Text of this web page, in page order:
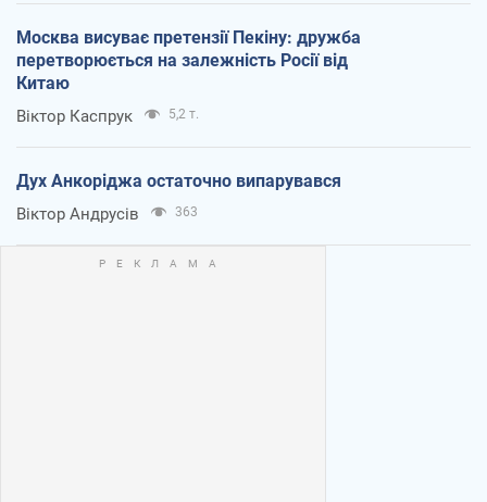
Москва висуває претензії Пекіну: дружба
перетворюється на залежність Росії від
Китаю
Віктор Каспрук 5,2 т.
Дух Анкоріджа остаточно випарувався
Віктор Андрусів 363